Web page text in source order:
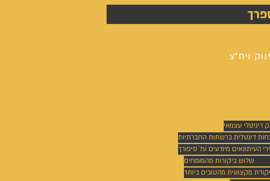
ויח"צ
דיגיטלי עצמאי
דיגטלית ברשתות החברתיות
העיתונאים מיודעים על סיפורך
שלוש ביקורות מהמומחים
מקצועית מהטובים ביותר